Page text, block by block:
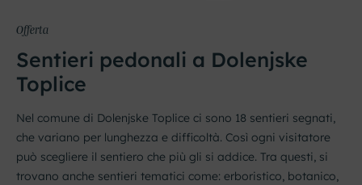
Offerta
Sentieri pedonali a Dolenjske
Toplice
Nel comune di Dolenjske Toplice ci sono 18 sentieri segnati,
che variano per lunghezza e difficoltà. Così ogni visitatore
può scegliere il sentiero che più gli si addice. Tra questi, si
trovano anche sentieri tematici come: erboristico, botanico,